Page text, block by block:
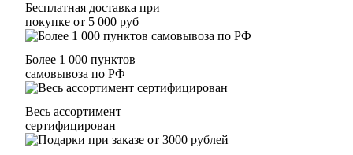
Бесплатная доставка при
покупке от 5 000 руб
Более 1 000 пунктов
самовывоза по РФ
Весь ассортимент
сертифицирован